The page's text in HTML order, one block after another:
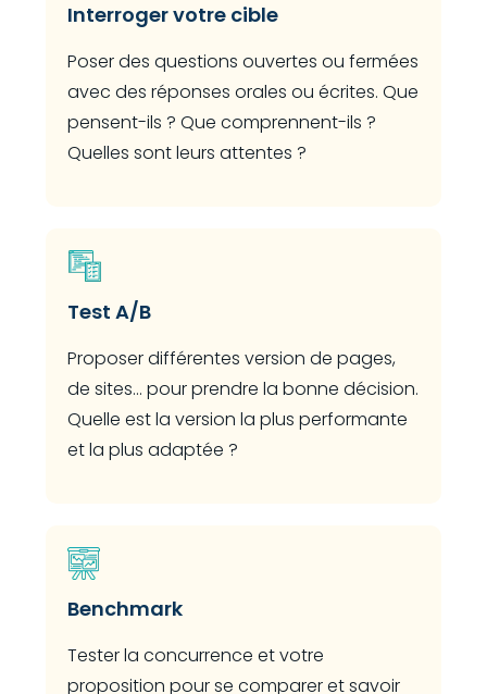
Interroger votre cible
Poser des questions ouvertes ou fermées
avec des réponses orales ou écrites. Que
pensent-ils ? Que comprennent-ils ?
Quelles sont leurs attentes ?
Test A/B
Proposer différentes version de pages,
de sites... pour prendre la bonne décision.
Quelle est la version la plus performante
et la plus adaptée ?
Benchmark
Tester la concurrence et votre
proposition pour se comparer et savoir